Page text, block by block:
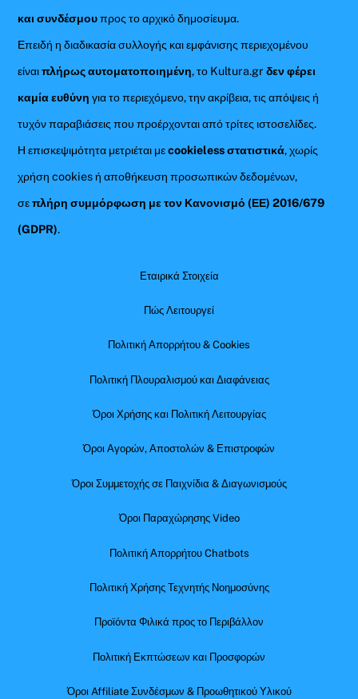
και συνδέσμουπρος το αρχικό δημοσίευμα.
Επειδή η διαδικασία συλλογής και εμφάνισης περιεχομένου
είναιπλήρως αυτοματοποιημένη, το Kultura.grδεν φέρει
καμία ευθύνη για το περιεχόμενο, την ακρίβεια, τις απόψεις ή
τυχόν παραβιάσεις που προέρχονται από τρίτες ιστοσελίδες.
Η επισκεψιμότητα μετριέται μεcookieless στατιστικά, χωρίς
χρήση cookies ή αποθήκευση προσωπικών δεδομένων,
σεπλήρη συμμόρφωση με τον Κανονισμό (ΕΕ) 2016/679
(GDPR).
Εταιρικά Στοιχεία
Πώς Λειτουργεί
Πολιτική Απορρήτου & Cookies
Πολιτική Πλουραλισμού και Διαφάνειας
Όροι Χρήσης και Πολιτική Λειτουργίας
Όροι Αγορών, Αποστολών & Επιστροφών
Όροι Συμμετοχής σε Παιχνίδια & Διαγωνισμούς
Όροι Παραχώρησης Video
Πολιτική Απορρήτου Chatbots
Πολιτική Χρήσης Τεχνητής Νοημοσύνης
Προϊόντα Φιλικά προς το Περιβάλλον
Πολιτική Εκπτώσεων και Προσφορών
Όροι Affiliate Συνδέσμων & Προωθητικού Υλικού